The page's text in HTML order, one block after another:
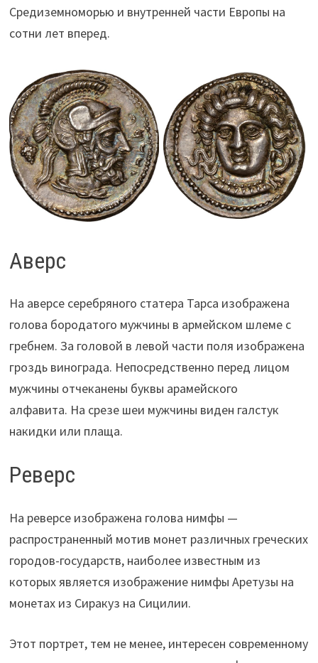
Средиземноморью и внутренней части Европы на
сотни лет вперед.
Аверс
На аверсе серебряного статера Тарса изображена
голова бородатого мужчины в армейском шлеме с
гребнем. За головой в левой части поля изображена
гроздь винограда. Непосредственно перед лицом
мужчины отчеканены буквы арамейского
алфавита. На срезе шеи мужчины виден галстук
накидки или плаща.
Реверс
На реверсе изображена голова нимфы —
распространенный мотив монет различных греческих
городов-государств, наиболее известным из
которых является изображение нимфы Аретузы на
монетах из Сиракуз на Сицилии.
Этот портрет, тем не менее, интересен современному